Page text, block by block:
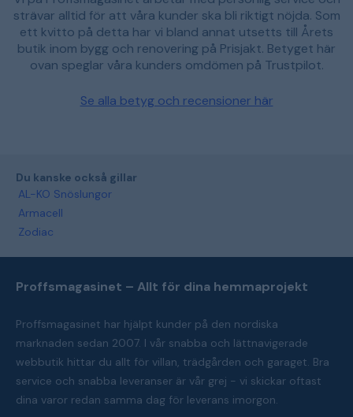
strävar alltid för att våra kunder ska bli riktigt nöjda. Som
ett kvitto på detta har vi bland annat utsetts till Årets
butik inom bygg och renovering på Prisjakt. Betyget här
ovan speglar våra kunders omdömen på Trustpilot.
Se alla betyg och recensioner här
Du kanske också gillar
AL-KO Snöslungor
Armacell
Zodiac
Proffsmagasinet – Allt för dina hemmaprojekt
Proffsmagasinet har hjälpt kunder på den nordiska
marknaden sedan 2007. I vår snabba och lättnavigerade
webbutik hittar du allt för villan, trädgården och garaget. Bra
service och snabba leveranser är vår grej - vi skickar oftast
dina varor redan samma dag för leverans imorgon.